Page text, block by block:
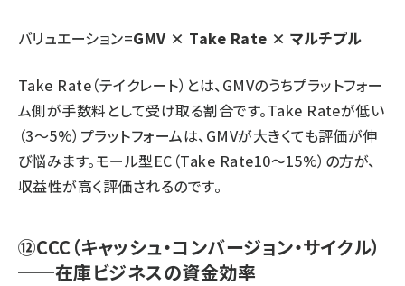
バリュエーション=GMV × Take Rate × マルチプル
Take Rate（テイクレート）とは、GMVのうちプラットフォー
ム側が手数料として受け取る割合です。Take Rateが低い
（3〜5%）プラットフォームは、GMVが大きくても評価が伸
び悩みます。モール型EC（Take Rate10〜15%）の方が、
収益性が高く評価されるのです。
⑫CCC（キャッシュ・コンバージョン・サイクル）
──在庫ビジネスの資金効率